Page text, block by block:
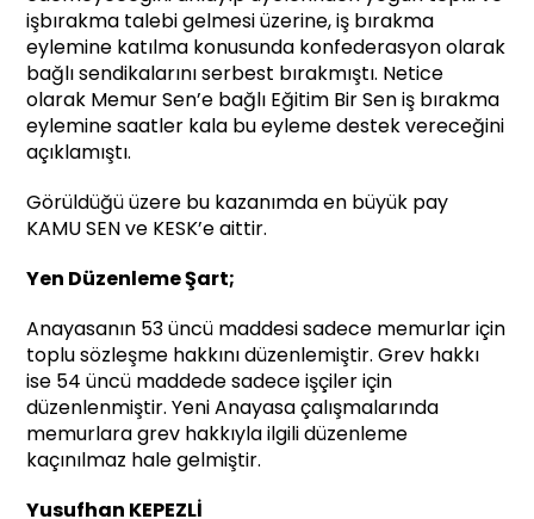
işbırakma talebi gelmesi üzerine, iş bırakma
eylemine katılma konusunda konfederasyon olarak
bağlı sendikalarını serbest bırakmıştı. Netice
olarak Memur Sen’e bağlı Eğitim Bir Sen iş bırakma
eylemine saatler kala bu eyleme destek vereceğini
açıklamıştı.
Görüldüğü üzere bu kazanımda en büyük pay
KAMU SEN ve KESK’e aittir.
Yen Düzenleme Şart;
Anayasanın 53 üncü maddesi sadece memurlar için
toplu sözleşme hakkını düzenlemiştir. Grev hakkı
ise 54 üncü maddede sadece işçiler için
düzenlenmiştir. Yeni Anayasa çalışmalarında
memurlara grev hakkıyla ilgili düzenleme
kaçınılmaz hale gelmiştir.
Yusufhan KEPEZLİ